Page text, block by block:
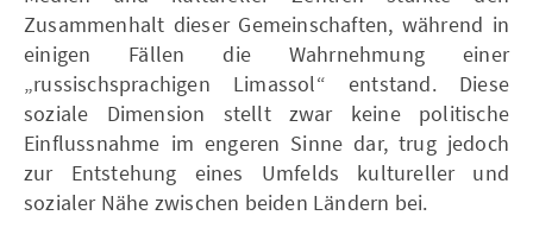
Zusammenhalt dieser Gemeinschaften, während in
einigen Fällen die Wahrnehmung einer
„russischsprachigen Limassol“ entstand. Diese
soziale Dimension stellt zwar keine politische
Einflussnahme im engeren Sinne dar, trug jedoch
zur Entstehung eines Umfelds kultureller und
sozialer Nähe zwischen beiden Ländern bei.